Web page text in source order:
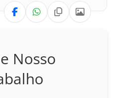
Corrigida
Nosso